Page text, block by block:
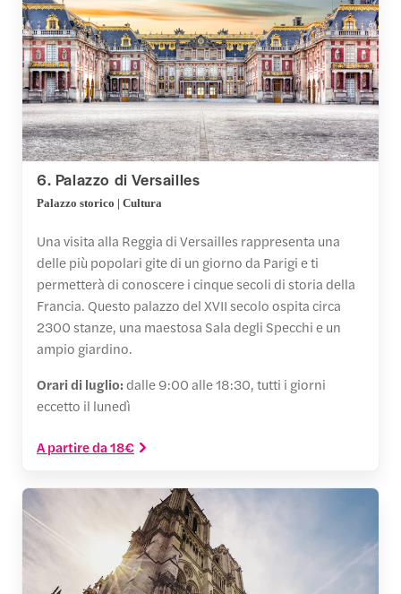
6. Palazzo di Versailles
Palazzo storico | Cultura
Una visita alla Reggia di Versailles rappresenta una
delle più popolari gite di un giorno da Parigi e ti
permetterà di conoscere i cinque secoli di storia della
Francia. Questo palazzo del XVII secolo ospita circa
2300 stanze, una maestosa Sala degli Specchi e un
ampio giardino.
Orari di luglio:dalle 9:00 alle 18:30, tutti i giorni
eccetto il lunedì
A partire da 18€